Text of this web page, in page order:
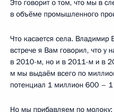
Это говорит о том, что мы в
в объёме промышленного
Что касается села. Владимир
встрече я Вам говорил, что у
в 2010-м, но и в 2011-м и в
м мы выдаём всего по
потенциал 1 миллион 600 –
Но мы прибавляем по молоку: